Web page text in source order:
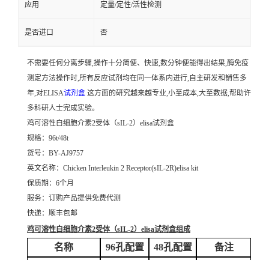
应用 定量/定性/活性检测
是否进口 否
不需要任何分离步骤,操作十分简便、快速,数分钟便能得出结果,酶免疫
测定方法操作时,所有反应试剂均在同一体系内进行,自主研发和销售多
年,对ELISA试剂盒 这方面的研究越来越专业,小至成本,大至数据,帮助许
多科研人士完成实验。
鸡可溶性白细胞介素2受体（sIL-2）elisa试剂盒
规格：96t/48t
货号：BY-AJ9757
英文名称： Chicken Interleukin 2 Receptor(sIL-2R)elisa kit
保质期：6个月
服务：订购产品提供免费代测
快递：顺丰包邮
鸡可溶性白细胞介素2受体（sIL-2）elisa试剂盒组成
名称 96孔配置 48孔配置 备注